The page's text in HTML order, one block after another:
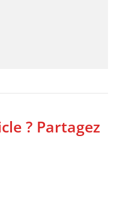
? Partagez